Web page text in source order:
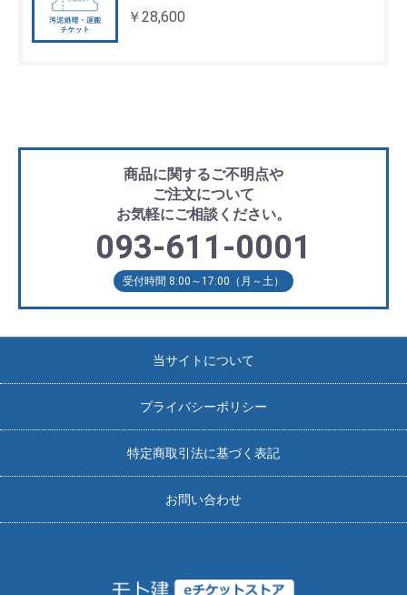
￥28,600
商品に関するご不明点や
ご注文について
お気軽にご相談ください。
093-611-0001
受付時間 8:00～17:00（月～土）
当サイトについて
プライバシーポリシー
特定商取引法に基づく表記
お問い合わせ